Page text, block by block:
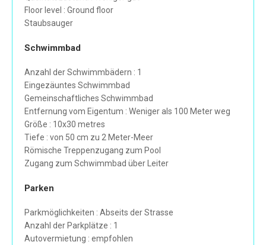
Floor level : Ground floor
Staubsauger
Schwimmbad
Anzahl der Schwimmbädern : 1
Eingezäuntes Schwimmbad
Gemeinschaftliches Schwimmbad
Entfernung vom Eigentum : Weniger als 100 Meter weg
Größe : 10x30 metres
Tiefe : von 50 cm zu 2 Meter-Meer
Römische Treppenzugang zum Pool
Zugang zum Schwimmbad über Leiter
Parken
Parkmöglichkeiten : Abseits der Strasse
Anzahl der Parkplätze : 1
Autovermietung : empfohlen